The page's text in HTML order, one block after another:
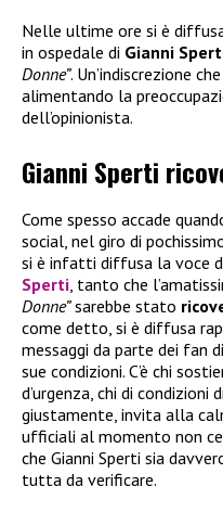
Nelle ultime ore si è
in ospedale di Gianni
Donne”. Un’indiscrezione
alimentando la
dell’opinionista.
Gianni Sperti
Come spesso accade
social, nel giro di
si è infatti diffusa la voce
Sperti, tanto che
Donne”sarebbe stato
come detto, si è diffusa
messaggi da parte dei fan
sue condizioni. C’è chi
d’urgenza, chi di
giustamente, invita alla
ufficiali al momento non
che Gianni Sperti sia
tutta da verificare.